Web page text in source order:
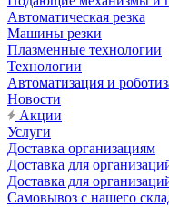
Автоматическая резка
Машины резки
Плазменные технологии
Технологии
Автоматизация и
Новости
Акции
Услуги
Доставка организациям
Доставка для
Доставка для
Самовывоз с нашего